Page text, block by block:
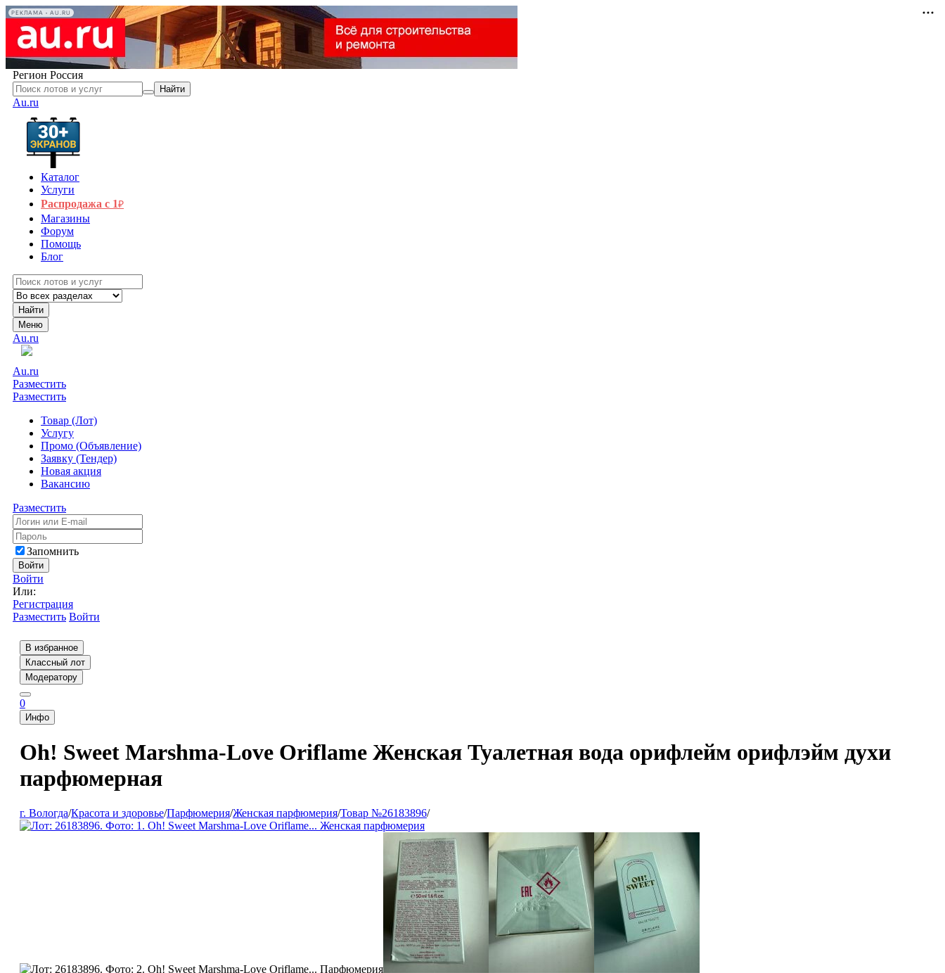
РЕКЛАМА • AU.RU
Регион Россия
Найти
Au.ru
Каталог
Услуги
Распродажа с 1₽
Магазины
Форум
Помощь
Блог
Найти
Меню
Au.ru
Au.ru
Разместить
Разместить
Товар (Лот)
Услугу
Промо (Объявление)
Заявку (Тендер)
Новая акция
Вакансию
Разместить
Запомнить
Войти
Войти
Или:
Регистрация
Разместить Войти
В избранное
Классный лот
Модератору
0
Инфо
Oh! Sweet Marshma-Love Oriflame Женская Туалетная вода орифлейм орифлэйм духи
парфюмерная
г. Вологда/Красота и здоровье/Парфюмерия/Женская парфюмерия/Товар №26183896/